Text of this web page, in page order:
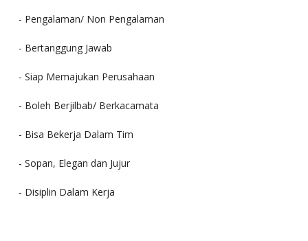
- Pengalaman/ Non Pengalaman
- Bertanggung Jawab
- Siap Memajukan Perusahaan
- Boleh Berjilbab/ Berkacamata
- Bisa Bekerja Dalam Tim
- Sopan, Elegan dan Jujur
- Disiplin Dalam Kerja